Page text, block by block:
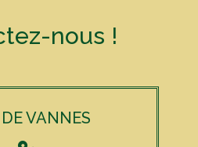
nous !
VANNES